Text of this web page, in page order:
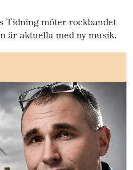
Tidning möter rockbandet
är aktuella med ny musik.